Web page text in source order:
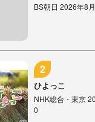
BS朝日 2026年8
ひよっこ
NHK総合・東京
0